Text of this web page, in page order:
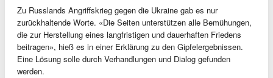
Zu Russlands Angriffskrieg gegen die Ukraine gab es nur
zurückhaltende Worte. «Die Seiten unterstützen alle Bemühungen,
die zur Herstellung eines langfristigen und dauerhaften Friedens
beitragen», hieß es in einer Erklärung zu den Gipfelergebnissen.
Eine Lösung solle durch Verhandlungen und Dialog gefunden
werden.